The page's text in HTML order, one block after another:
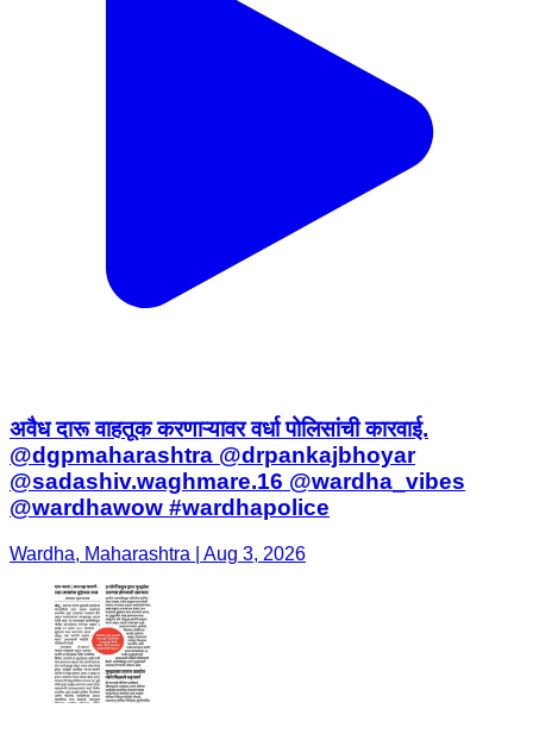
अवैध दारू वाहतूक करणाऱ्यावर वर्धा पोलिसांची कारवाई.
@dgpmaharashtra @drpankajbhoyar
@sadashiv.waghmare.16 @wardha_vibes
@wardhawow #wardhapolice
Wardha, Maharashtra | Aug 3, 2026